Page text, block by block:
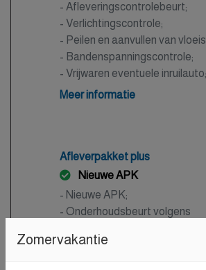
- Afleveringscontrolebeurt;
- Verlichtingscontrole;
- Peilen en aanvullen van
- Bandenspanningscontrole;
- Vrijwaren eventuele inruilauto;
- Auto is of wordt gepoetst.
Meer informatie
Afleverpakket plus
Nieuwe APK
- Nieuwe APK;
- Onderhoudsbeurt volgens
- Afleveringscontrolebeurt;
Zomervakantie